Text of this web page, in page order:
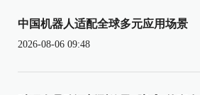
中国机器人适配全球多元应用场景
2026-08-06 09:48